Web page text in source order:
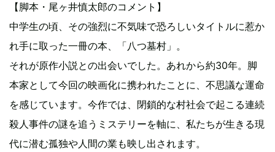
【脚本・尾ヶ井慎太郎のコメント】
中学生の頃、その強烈に不気味で恐ろしいタイトルに惹か
れ手に取った一冊の本、「八つ墓村」。
それが原作小説との出会いでした。あれから約30年。脚
本家として今回の映画化に携われたことに、不思議な運命
を感じています。今作では、閉鎖的な村社会で起こる連続
殺人事件の謎を追うミステリーを軸に、私たちが生きる現
代に潜む孤独や人間の業も映し出されます。